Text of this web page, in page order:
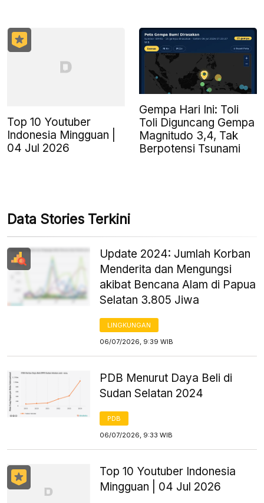
Top 10 Youtuber
Indonesia Mingguan |
04 Jul 2026
Gempa Hari Ini: Toli
Toli Diguncang Gempa
Magnitudo 3,4, Tak
Berpotensi Tsunami
Data Stories Terkini
Update 2024: Jumlah Korban
Menderita dan Mengungsi
akibat Bencana Alam di Papua
Selatan 3.805 Jiwa
LINGKUNGAN
06/07/2026, 9:39 WIB
PDB Menurut Daya Beli di
Sudan Selatan 2024
PDB
06/07/2026, 9:33 WIB
Top 10 Youtuber Indonesia
Mingguan | 04 Jul 2026